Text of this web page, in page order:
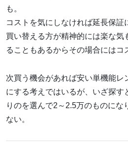
も。
コストを気にしなければ延長保証
買い替える方が精神的には楽な気
ることもあるからその場合にはコ
次買う機会があれば安い単機能レ
にする考えではいるが、いざ探す
りのを選んで2～2.5万のものにな
ない。